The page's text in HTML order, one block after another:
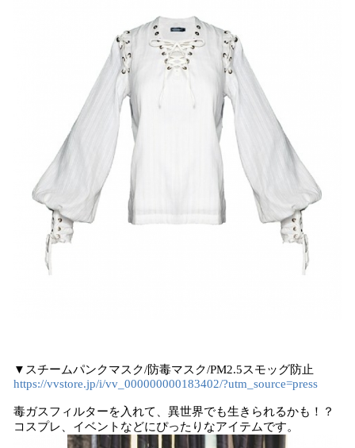
▼スチームパンクマスク/防毒マスク/PM2.5スモッグ防止
https://vvstore.jp/i/vv_000000000183402/?utm_source=press
毒ガスフィルターを入れて、異世界でも生きられるかも！？
コスプレ、イベントなどにぴったりなアイテムです。